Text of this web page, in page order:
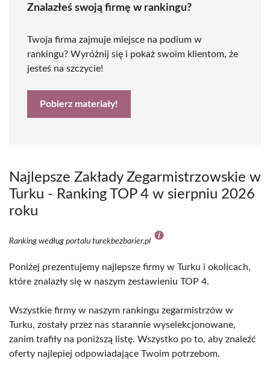
Znalazłeś swoją firmę w rankingu?
Twoja firma zajmuje miejsce na podium w
rankingu? Wyróżnij się i pokaż swoim klientom, że
jesteś na szczycie!
Pobierz materiały!
Najlepsze Zakłady Zegarmistrzowskie w
Turku - Ranking TOP 4 w sierpniu 2026
roku
Ranking według portalu turekbezbarier.pl
Poniżej prezentujemy najlepsze firmy w Turku i okolicach,
które znalazły się w naszym zestawieniu TOP 4.
Wszystkie firmy w naszym rankingu zegarmistrzów w
Turku, zostały przez nas starannie wyselekcjonowane,
zanim trafiły na poniższą listę. Wszystko po to, aby znaleźć
oferty najlepiej odpowiadające Twoim potrzebom.